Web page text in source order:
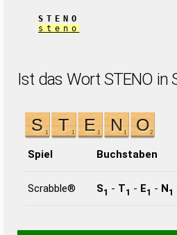
STENO
steno
Ist das Wort STENO in
Spiel Buchstaben
Scrabble® S1 - T1 - E1 - N1